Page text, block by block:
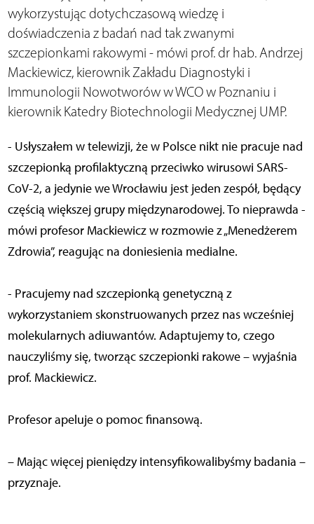
wykorzystując dotychczasową wiedzę i
doświadczenia z badań nad tak zwanymi
szczepionkami rakowymi - mówi prof. dr hab. Andrzej
Mackiewicz, kierownik Zakładu Diagnostyki i
Immunologii Nowotworów w WCO w Poznaniu i
kierownik Katedry Biotechnologii Medycznej UMP.
- Usłyszałem w telewizji, że w Polsce nikt nie pracuje nad
szczepionką profilaktyczną przeciwko wirusowi SARS-
CoV-2, a jedynie we Wrocławiu jest jeden zespół, będący
częścią większej grupy międzynarodowej. To nieprawda -
mówi profesor Mackiewicz w rozmowie z „Menedżerem
Zdrowia”, reagując na doniesienia medialne.
- Pracujemy nad szczepionką genetyczną z
wykorzystaniem skonstruowanych przez nas wcześniej
molekularnych adiuwantów. Adaptujemy to, czego
nauczyliśmy się, tworząc szczepionki rakowe – wyjaśnia
prof. Mackiewicz.
Profesor apeluje o pomoc finansową.
– Mając więcej pieniędzy intensyfikowalibyśmy badania –
przyznaje.